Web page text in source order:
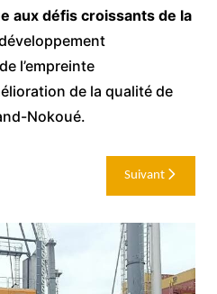
aux défis croissants de la
l’empreinte
de la qualité de
Nokoué.
Suivant